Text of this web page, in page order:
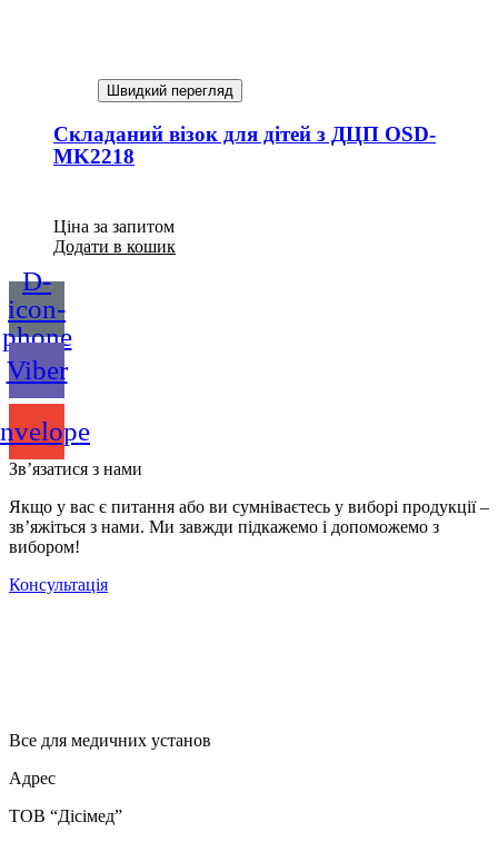
Швидкий перегляд
Складаний візок для дітей з ДЦП OSD-
MK2218
Ціна за запитом
Додати в кошик
D-
icon-
phone
Viber
Зв’язатися з нами
Якщо у вас є питання або ви сумніваєтесь у виборі продукції –
зв’яжіться з нами. Ми завжди підкажемо і допоможемо з
вибором!
Консультація
Все для медичних установ
Адрес
ТОВ “Дісімед”